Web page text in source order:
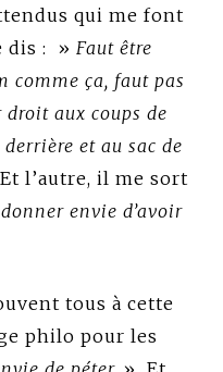
qui me font
dis : » Faut être
comme ça, faut pas
aux coups de
et au sac de
l’autre, il me sort
envie d’avoir
tous à cette
philo pour les